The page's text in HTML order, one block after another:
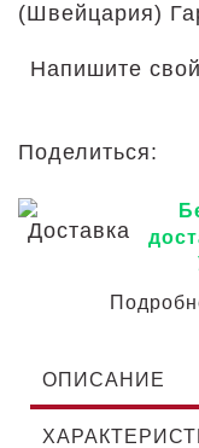
(Швейцария)
Напишите
Поделиться:
ОПИСАНИЕ